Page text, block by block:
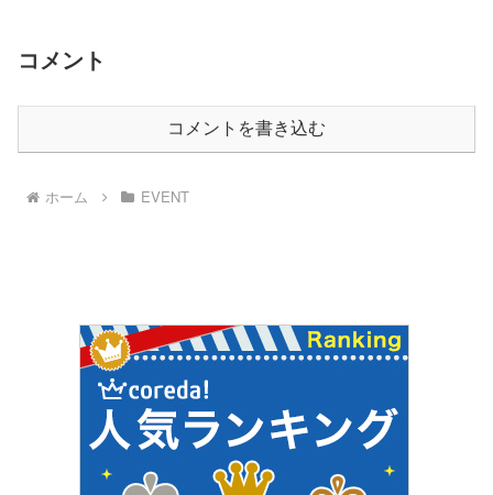
コメント
コメントを書き込む
ホーム EVENT